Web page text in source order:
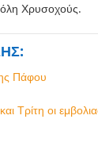
Χρυσοχούς.
Πάφου
Τρίτη οι